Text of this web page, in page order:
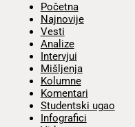
Početna
Najnovije
Vesti
Analize
Intervjui
Mišljenja
Kolumne
Komentari
Studentski ugao
Infografici